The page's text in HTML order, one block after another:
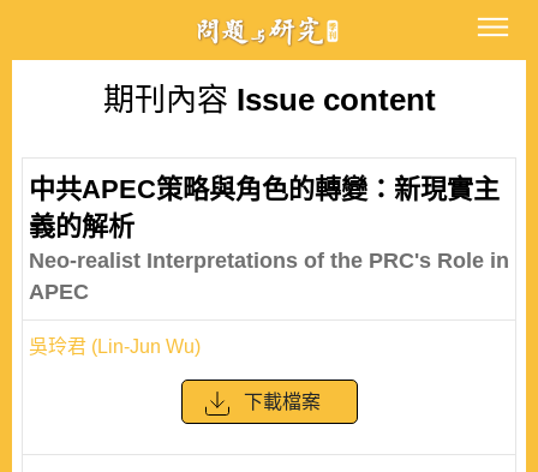
期刊內容 Issue content
中共APEC策略與角色的轉變：新現實主
義的解析
Neo-realist Interpretations of the PRC's Role in
APEC
吳玲君 (Lin-Jun Wu)
下載檔案